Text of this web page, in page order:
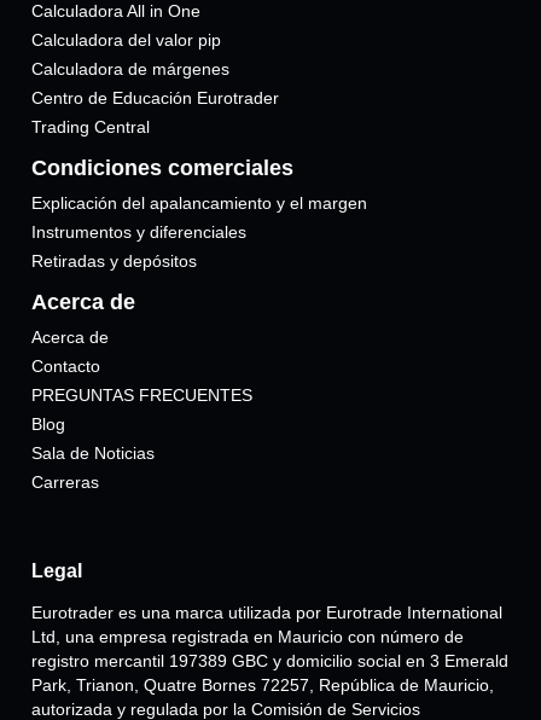
Calculadora All in One
Calculadora del valor pip
Calculadora de márgenes
Centro de Educación Eurotrader
Trading Central
Condiciones comerciales
Explicación del apalancamiento y el margen
Instrumentos y diferenciales
Retiradas y depósitos
Acerca de
Acerca de
Contacto
PREGUNTAS FRECUENTES
Blog
Sala de Noticias
Carreras
Legal
Eurotrader es una marca utilizada por Eurotrade International
Ltd, una empresa registrada en Mauricio con número de
registro mercantil 197389 GBC y domicilio social en 3 Emerald
Park, Trianon, Quatre Bornes 72257, República de Mauricio,
autorizada y regulada por la Comisión de Servicios